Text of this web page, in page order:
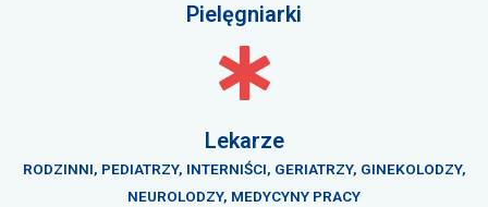
Pielęgniarki
Lekarze
RODZINNI, PEDIATRZY, INTERNIŚCI, GERIATRZY, GINEKOLODZY,
NEUROLODZY, MEDYCYNY PRACY